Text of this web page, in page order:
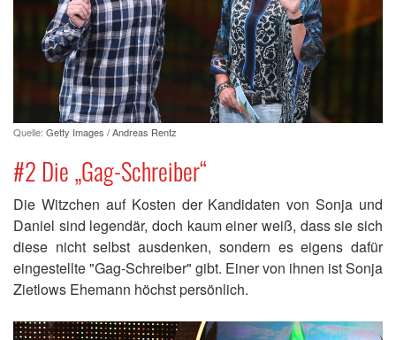
Quelle: Getty Images / Andreas Rentz
#2 Die „Gag-Schreiber“
Die Witzchen auf Kosten der Kandidaten von Sonja und
Daniel sind legendär, doch kaum einer weiß, dass sie sich
diese nicht selbst ausdenken, sondern es eigens dafür
eingestellte "Gag-Schreiber" gibt. Einer von ihnen ist Sonja
Zietlows Ehemann höchst persönlich.